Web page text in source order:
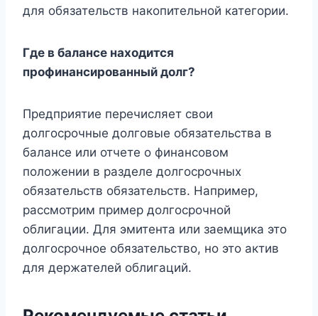
для обязательств накопительной категории.
Где в балансе находится
профинансированный долг?
Предприятие перечисляет свои
долгосрочные долговые обязательства в
балансе или отчете о финансовом
положении в разделе долгосрочных
обязательств обязательств. Например,
рассмотрим пример долгосрочной
облигации. Для эмитента или заемщика это
долгосрочное обязательство, но это актив
для держателей облигаций.